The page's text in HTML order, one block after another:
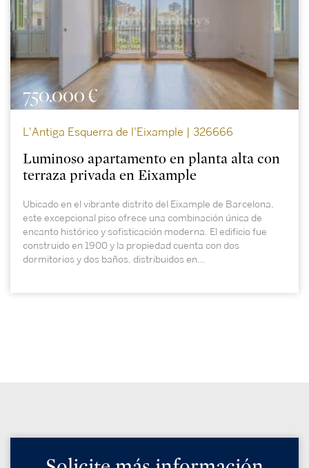
750.000 €
L'Antiga Esquerra de l'Eixample | 326666
Luminoso apartamento en planta alta con
terraza privada en Eixample
Ubicado en el vibrante distrito del Eixample de Barcelona,
este excepcional piso ofrece una combinación única de
encanto histórico y sofisticación moderna. El edificio fue
construido en 1900 y la propiedad cuenta con dos
dormitorios y dos baños, distribuidos en...